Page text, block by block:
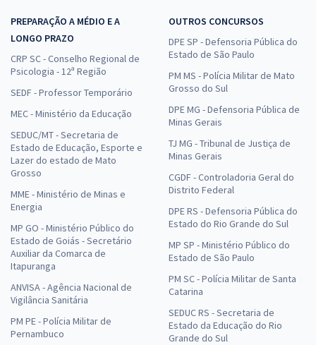
PREPARAÇÃO A MÉDIO E A
LONGO PRAZO
CRP SC - Conselho Regional de
Psicologia - 12ª Região
SEDF - Professor Temporário
MEC - Ministério da Educação
SEDUC/MT - Secretaria de
Estado de Educação, Esporte e
Lazer do estado de Mato
Grosso
MME - Ministério de Minas e
Energia
MP GO - Ministério Público do
Estado de Goiás - Secretário
Auxiliar da Comarca de
Itapuranga
ANVISA - Agência Nacional de
Vigilância Sanitária
PM PE - Polícia Militar de
Pernambuco
OUTROS CONCURSOS
DPE SP - Defensoria Pública do
Estado de São Paulo
PM MS - Polícia Militar de Mato
Grosso do Sul
DPE MG - Defensoria Pública de
Minas Gerais
TJ MG - Tribunal de Justiça de
Minas Gerais
CGDF - Controladoria Geral do
Distrito Federal
DPE RS - Defensoria Pública do
Estado do Rio Grande do Sul
MP SP - Ministério Público do
Estado de São Paulo
PM SC - Polícia Militar de Santa
Catarina
SEDUC RS - Secretaria de
Estado da Educação do Rio
Grande do Sul